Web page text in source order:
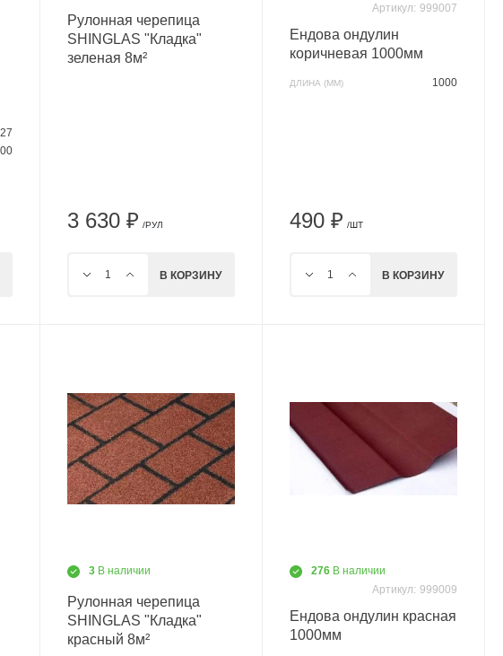
27
Рулонная черепица
SHINGLAS "Кладка"
зеленая 8м²
3 630 ₽ /РУЛ
В КОРЗИНУ
Артикул: 999007
Ендова ондулин
коричневая 1000мм
ДЛИНА (ММ) 1000
490 ₽ /ШТ
В КОРЗИНУ
3 В наличии
Рулонная черепица
SHINGLAS "Кладка"
красный 8м²
276 В наличии
Артикул: 999009
Ендова ондулин красная
1000мм